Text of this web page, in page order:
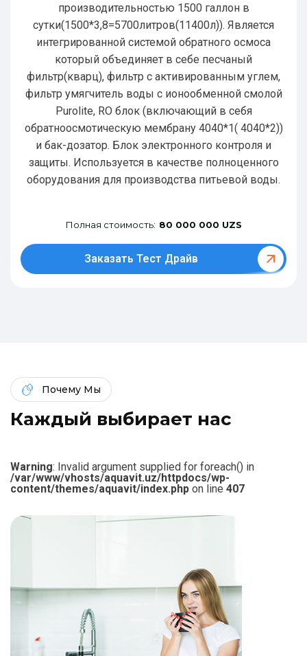
производительностью 1500 галлон в
сутки(1500*3,8=5700литров(11400л)). Является
интегрированной системой обратного осмоса
который объединяет в себе песчаный
фильтр(кварц), фильтр с активированным углем,
фильтр умягчитель воды с ионообменной смолой
Purolite, RO блок (включающий в себя
обратноосмотическую мембрану 4040*1( 4040*2))
и бак-дозатор. Блок электронного контроля и
защиты. Используется в качестве полноценного
оборудования для производства питьевой воды.
Полная стоимость: 80 000 000 UZS
Заказать Тест Драйв
Почему Мы
Каждый выбирает нас
Warning: Invalid argument supplied for foreach() in
/var/www/vhosts/aquavit.uz/httpdocs/wp-
content/themes/aquavit/index.php on line 407